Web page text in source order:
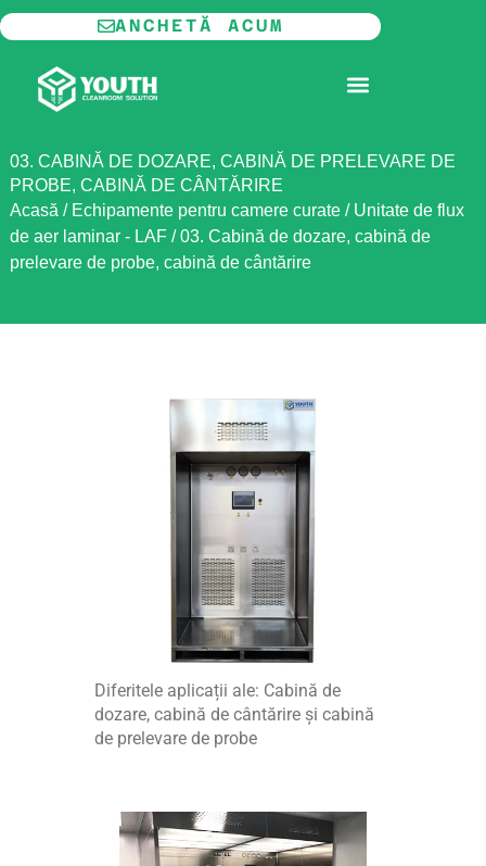
Skip
to
content
ANCHETĂ ACUM
03. CABINĂ DE DOZARE, CABINĂ DE PRELEVARE DE
PROBE, CABINĂ DE CÂNTĂRIRE
Acasă / Echipamente pentru camere curate/ Unitate de flux
de aer laminar - LAF/03. Cabină de dozare, cabină de
prelevare de probe, cabină de cântărire
Diferitele aplicații ale: Cabină de
dozare, cabină de cântărire și cabină
de prelevare de probe